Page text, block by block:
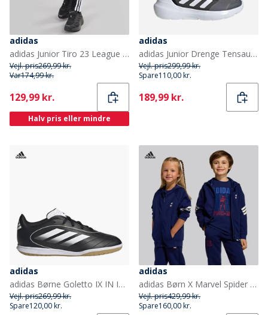
adidas
adidas Junior Tiro 23 League træningsbukser Sort
Vejl. pris269,99 kr.
Var174,99 kr.
Current
129,99 kr.
Halv pris eller mindre
adidas
adidas Junior Drenge Tensaur Run 3.0 træningssko Grey Four/Cloud White/Core Black
Vejl. pris299,99 kr.
Spare110,00 kr.
Current
189,99 kr.
adidas
adidas Børne Goletto IX IN Indendørs Fodboldstøvler Core Black/Cloud White/Core Black
Vejl. pris269,99 kr.
Spare120,00 kr.
adidas
adidas Børn X Marvel Spider Man Træningsbluse Dark Blue/Off White
Vejl. pris429,99 kr.
Spare160,00 kr.